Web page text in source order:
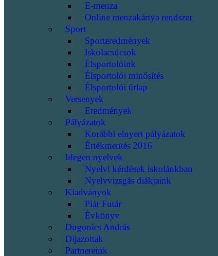
E-menza
Online menzakártya rendszer
Sport
Sporteredmények
Iskolacsúcsok
Élsportolóink
Élsportolói minősítés
Élsportolói űrlap
Versenyek
Eredmények
Pályázatok
Korábbi elnyert pályázatok
Értékmentés 2016
Idegen nyelvek
Nyelvi kérdések iskolánkban
Nyelvvizsgás diákjaink
Kiadványok
Piár Futár
Évkönyv
Dugonics András
Díjazottak
Partnereink